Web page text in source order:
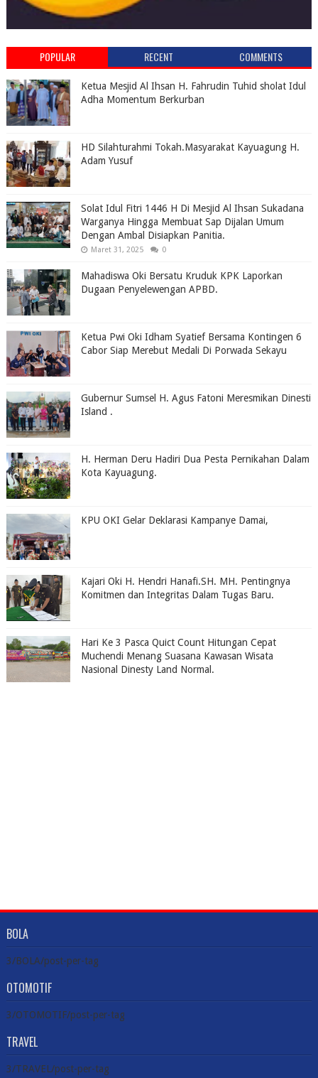
POPULAR RECENT COMMENTS
Ketua Mesjid Al Ihsan H. Fahrudin Tuhid sholat Idul
Adha Momentum Berkurban
HD Silahturahmi Tokah.Masyarakat Kayuagung H.
Adam Yusuf
Solat Idul Fitri 1446 H Di Mesjid Al Ihsan Sukadana
Warganya Hingga Membuat Sap Dijalan Umum
Dengan Ambal Disiapkan Panitia.
Maret 31, 2025 0
Mahadiswa Oki Bersatu Kruduk KPK Laporkan
Dugaan Penyelewengan APBD.
Ketua Pwi Oki Idham Syatief Bersama Kontingen 6
Cabor Siap Merebut Medali Di Porwada Sekayu
Gubernur Sumsel H. Agus Fatoni Meresmikan Dinesti
Island .
H. Herman Deru Hadiri Dua Pesta Pernikahan Dalam
Kota Kayuagung.
KPU OKI Gelar Deklarasi Kampanye Damai,
Kajari Oki H. Hendri Hanafi.SH. MH. Pentingnya
Komitmen dan Integritas Dalam Tugas Baru.
Hari Ke 3 Pasca Quict Count Hitungan Cepat
Muchendi Menang Suasana Kawasan Wisata
Nasional Dinesty Land Normal.
BOLA
3/BOLA/post-per-tag
OTOMOTIF
3/OTOMOTIF/post-per-tag
TRAVEL
3/TRAVEL/post-per-tag